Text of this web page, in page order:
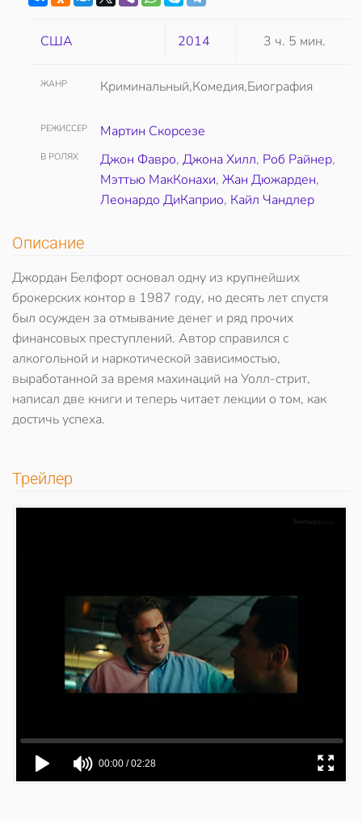
США 2014 3 ч. 5 мин.
ЖАНР Криминальный,Комедия,Биография
РЕЖИССЕР Мартин Скорсезе
В РОЛЯХ Джон Фавро, Джона Хилл, Роб Райнер,
Мэттью МакКонахи, Жан Дюжарден,
Леонардо ДиКаприо, Кайл Чандлер
Описание
Джордан Белфорт основал одну из крупнейших
брокерских контор в 1987 году, но десять лет спустя
был осужден за отмывание денег и ряд прочих
финансовых преступлений. Автор справился с
алкогольной и наркотической зависимостью,
выработанной за время махинаций на Уолл-стрит,
написал две книги и теперь читает лекции о том, как
достичь успеха.
Трейлер